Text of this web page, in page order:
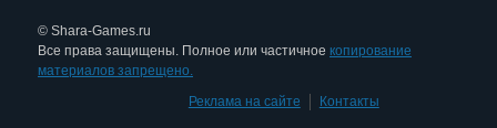
© Shara-Games.ru
Все права защищены. Полное или частичное копирование
материалов запрещено.
Реклама на сайте
Контакты